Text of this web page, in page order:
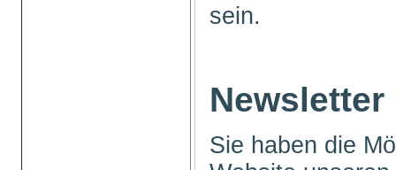
sein.
Newsletter
Sie haben die